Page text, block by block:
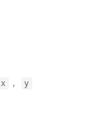
x ， y